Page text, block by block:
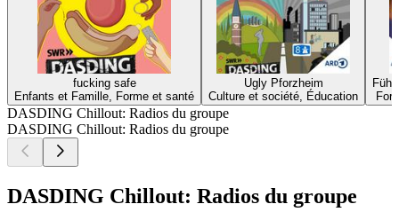
fucking safe
Enfants et Famille, Forme et santé
Ugly Pforzheim
Culture et société, Éducation
Fühl
DASDING Chillout: Radios du groupe
DASDING Chillout: Radios du groupe
DASDING Chillout: Radios du groupe